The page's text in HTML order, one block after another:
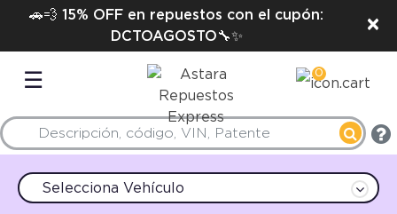
🚗💨 15% OFF en repuestos con el cupón:
DCTOAGOSTO🔧✨
×
☰ 0
Selecciona Vehículo